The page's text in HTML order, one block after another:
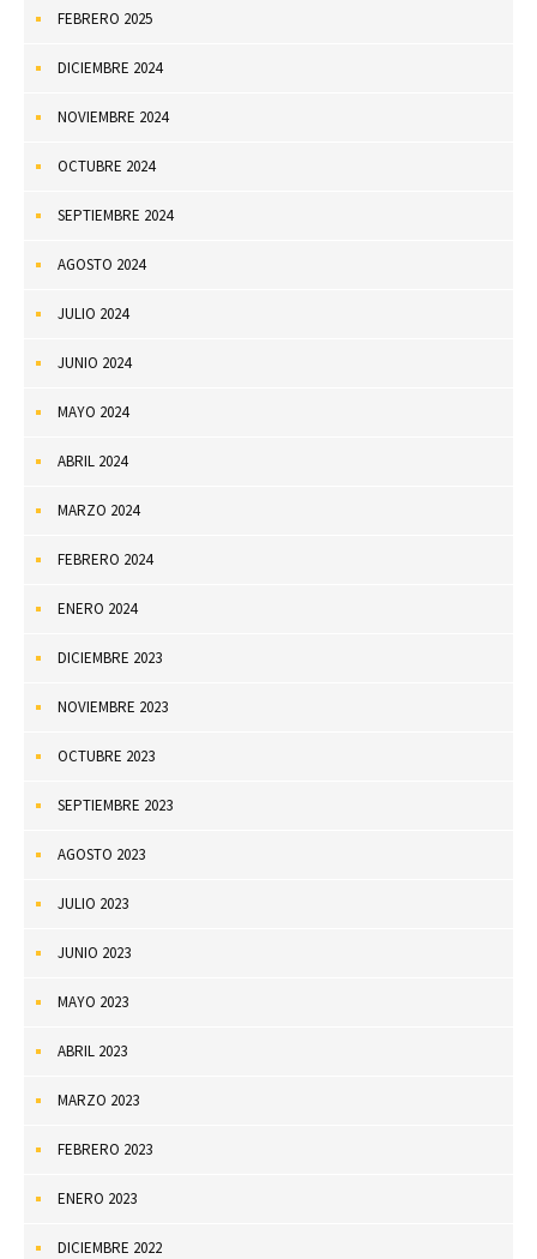
FEBRERO 2025
DICIEMBRE 2024
NOVIEMBRE 2024
OCTUBRE 2024
SEPTIEMBRE 2024
AGOSTO 2024
JULIO 2024
JUNIO 2024
MAYO 2024
ABRIL 2024
MARZO 2024
FEBRERO 2024
ENERO 2024
DICIEMBRE 2023
NOVIEMBRE 2023
OCTUBRE 2023
SEPTIEMBRE 2023
AGOSTO 2023
JULIO 2023
JUNIO 2023
MAYO 2023
ABRIL 2023
MARZO 2023
FEBRERO 2023
ENERO 2023
DICIEMBRE 2022